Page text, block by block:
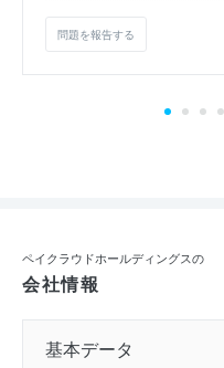
問題を報告する
ペイクラウドホールディングスの
会社情報
基本データ